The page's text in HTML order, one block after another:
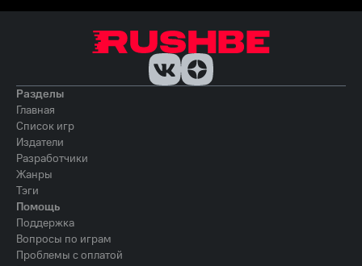
Разделы
Главная
Список игр
Издатели
Разработчики
Жанры
Тэги
Помощь
Поддержка
Вопросы по играм
Проблемы с оплатой